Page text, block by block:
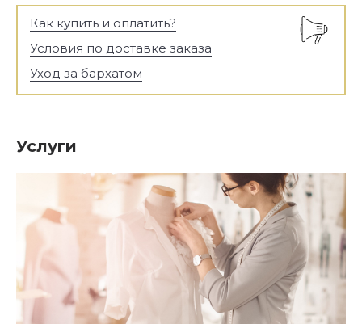
Как купить и оплатить?
Условия по доставке заказа
Уход за бархатом
Услуги